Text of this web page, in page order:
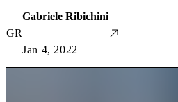
GR
Gabriele Ribichini
Jan 4, 2022